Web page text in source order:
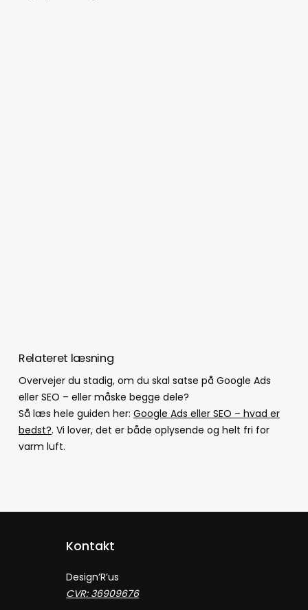
Relateret læsning
Overvejer du stadig, om du skal satse på Google Ads
eller SEO – eller måske begge dele?
Så læs hele guiden her: Google Ads eller SEO – hvad er
bedst?. Vi lover, det er både oplysende og helt fri for
varm luft.
Kontakt
Design’R’us
CVR: 36909676